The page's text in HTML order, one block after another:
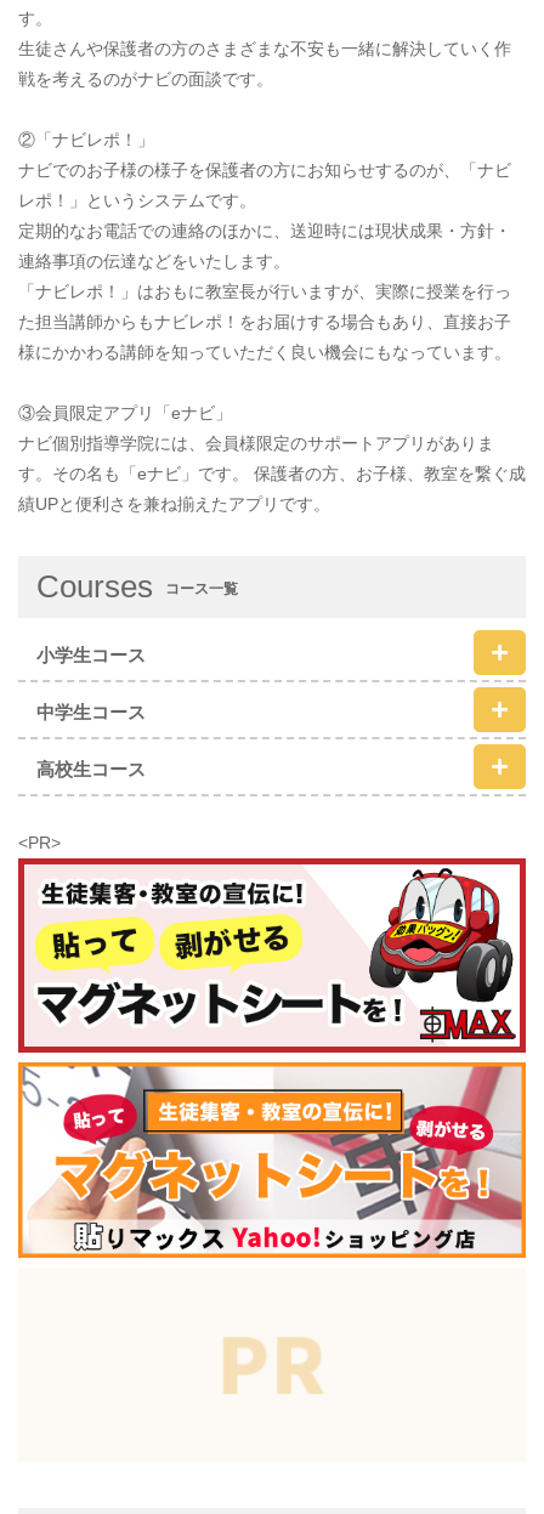
す。
生徒さんや保護者の方のさまざまな不安も一緒に解決していく作
戦を考えるのがナビの面談です。
②「ナビレポ！」
ナビでのお子様の様子を保護者の方にお知らせするのが、「ナビ
レポ！」というシステムです。
定期的なお電話での連絡のほかに、送迎時には現状成果・方針・
連絡事項の伝達などをいたします。
「ナビレポ！」はおもに教室長が行いますが、実際に授業を行っ
た担当講師からもナビレポ！をお届けする場合もあり、直接お子
様にかかわる講師を知っていただく良い機会にもなっています。
③会員限定アプリ「eナビ」
ナビ個別指導学院には、会員様限定のサポートアプリがありま
す。その名も「eナビ」です。 保護者の方、お子様、教室を繋ぐ成
績UPと便利さを兼ね揃えたアプリです。
Courses コース一覧
小学生コース
中学生コース
高校生コース
<PR>